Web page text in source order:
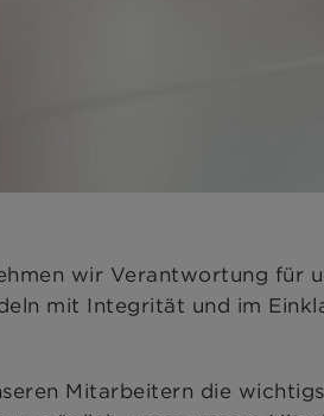
wir Verantwortung für
mit Integrität und im
Mitarbeitern die